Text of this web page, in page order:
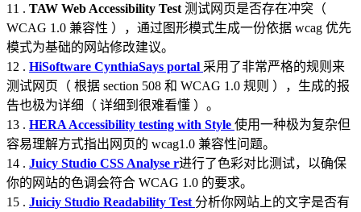
11 . TAW Web Accessibility Test 测试网页是否存在冲突（
WCAG 1.0 兼容性 ），通过图形模式生成一份依据 wcag 优先
模式为基础的网站修改建议。
12 . HiSoftware CynthiaSays portal 采用了非常严格的规则来
测试网页（ 根据 section 508 和 WCAG 1.0 规则 ），生成的报
告也极为详细（ 详细到很难看懂 ）。
13 . HERA Accessibility testing with Style 使用一种极为复杂但
容易理解方式指出网页的 wcag1.0 兼容性问题。
14 . Juicy Studio CSS Analyse r进行了色彩对比测试，以确保
你的网站的色调会符合 WCAG 1.0 的要求。
15 . Juiciy Studio Readability Test 分析你网站上的文字是否有